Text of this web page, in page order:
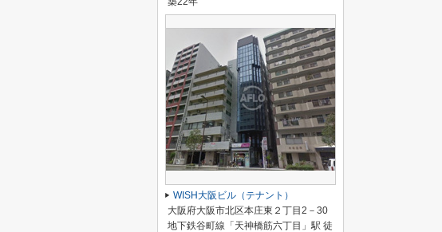
WISH大阪ビル（テナント）
大阪府大阪市北区本庄東２丁目2－30
地下鉄谷町線「天神橋筋六丁目」駅 徒